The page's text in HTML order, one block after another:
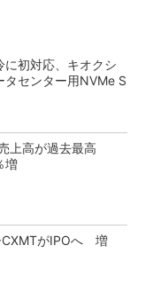
に初対応、キオクシ
タセンター用NVMe S
上高が過去最高
増
CXMTがIPOへ 増